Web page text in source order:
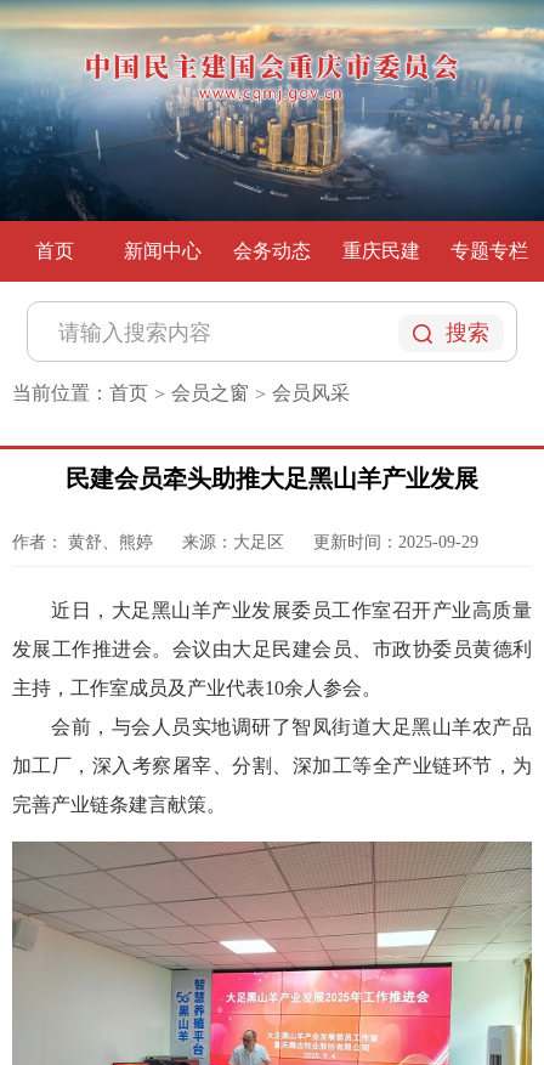
首页 新闻中心 会务动态 重庆民建 专题专栏
搜索
当前位置： 首页 > 会员之窗 > 会员风采
民建会员牵头助推大足黑山羊产业发展
作者： 黄舒、熊婷 来源：大足区 更新时间：2025-09-29
近日，大足黑山羊产业发展委员工作室召开产业高质量
发展工作推进会。会议由大足民建会员、市政协委员黄德利
主持，工作室成员及产业代表10余人参会。
会前，与会人员实地调研了智凤街道大足黑山羊农产品
加工厂，深入考察屠宰、分割、深加工等全产业链环节，为
完善产业链条建言献策。